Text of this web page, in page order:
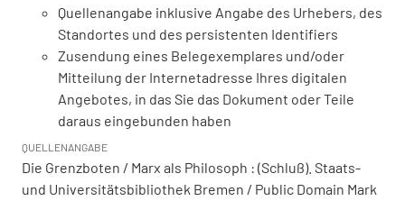
Quellenangabe inklusive Angabe des Urhebers, des
Standortes und des persistenten Identifiers
Zusendung eines Belegexemplares und/oder
Mitteilung der Internetadresse Ihres digitalen
Angebotes, in das Sie das Dokument oder Teile
daraus eingebunden haben
QUELLENANGABE
Die Grenzboten / Marx als Philosoph : (Schluß). Staats-
und Universitätsbibliothek Bremen / Public Domain Mark